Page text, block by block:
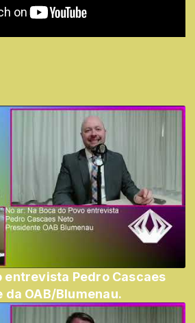
entrevista Pedro Cascaes
OAB/Blumenau.